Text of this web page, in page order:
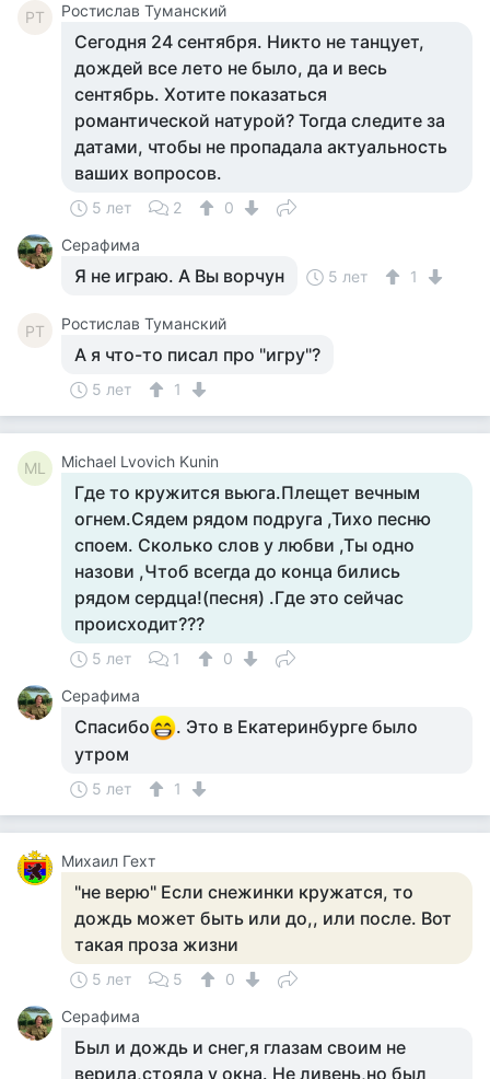
РТ Ростислав Туманский
Сегодня 24 сентября. Никто не танцует,
дождей все лето не было, да и весь
сентябрь. Хотите показаться
романтической натурой? Тогда следите за
датами, чтобы не пропадала актуальность
ваших вопросов.
5 лет 2
0
Серафима
Я не играю. А Вы ворчун 5 лет 1
РТ Ростислав Туманский
А я что-то писал про "игру"?
5 лет 1
ML Michael Lvovich Kunin
Где то кружится вьюга.Плещет вечным
огнем.Сядем рядом подруга ,Тихо песню
споем. Сколько слов у любви ,Ты одно
назови ,Чтоб всегда до конца бились
рядом сердца!(песня) .Где это сейчас
происходит???
5 лет 1
0
Серафима
Спасибо
. Это в Екатеринбурге было
утром
5 лет 1
Михаил Гехт
"не верю" Если снежинки кружатся, то
дождь может быть или до,, или после. Вот
такая проза жизни
5 лет 5
0
Серафима
Был и дождь и снег,я глазам своим не
верила,стояла у окна. Не ливень,но был